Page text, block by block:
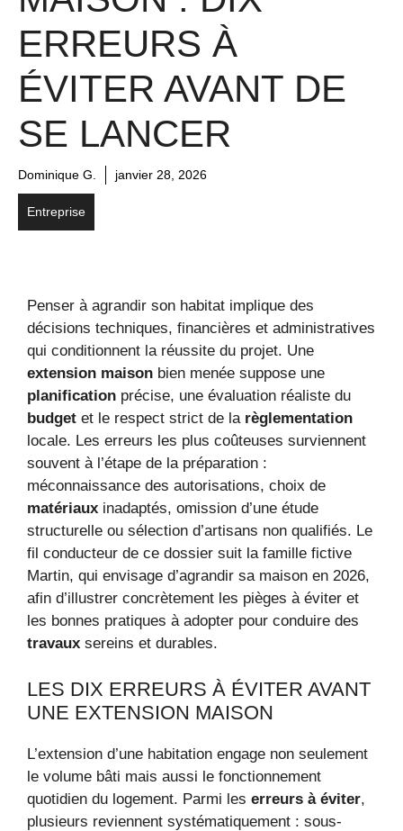
ERREURS À
ÉVITER AVANT DE
SE LANCER
Dominique G. janvier 28, 2026
Entreprise
Penser à agrandir son habitat implique des
décisions techniques, financières et administratives
qui conditionnent la réussite du projet. Une
extension maison bien menée suppose une
planification précise, une évaluation réaliste du
budget et le respect strict de la règlementation
locale. Les erreurs les plus coûteuses surviennent
souvent à l’étape de la préparation :
méconnaissance des autorisations, choix de
matériaux inadaptés, omission d’une étude
structurelle ou sélection d’artisans non qualifiés. Le
fil conducteur de ce dossier suit la famille fictive
Martin, qui envisage d’agrandir sa maison en 2026,
afin d’illustrer concrètement les pièges à éviter et
les bonnes pratiques à adopter pour conduire des
travaux sereins et durables.
LES DIX ERREURS À ÉVITER AVANT
UNE EXTENSION MAISON
L’extension d’une habitation engage non seulement
le volume bâti mais aussi le fonctionnement
quotidien du logement. Parmi les erreurs à éviter,
plusieurs reviennent systématiquement : sous-